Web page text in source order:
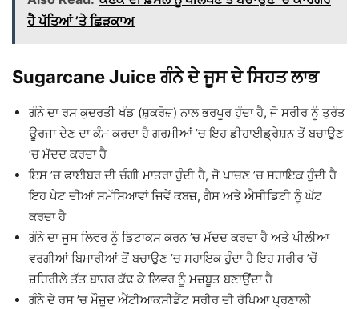
ਹੈ ਪੱਤਿਆਂ ’ਤੇ ਛਿੜਕਾਅ
Sugarcane Juice ਗੰਨੇ ਦੇ ਜੂਸ ਦੇ ਸਿਹਤ ਲਾਭ
ਗੰਨੇ ਦਾ ਰਸ ਕੁਦਰਤੀ ਖੰਡ (ਸ਼ੁਕਰੋਜ਼) ਨਾਲ ਭਰਪੂਰ ਹੁੰਦਾ ਹੈ, ਜੋ ਸਰੀਰ ਨੂੰ ਤੁਰੰਤ
ਊਰਜਾ ਦੇਣ ਦਾ ਕੰਮ ਕਰਦਾ ਹੈ ਗਰਮੀਆਂ ’ਚ ਇਹ ਡੀਹਾਈਡ੍ਰੇਸ਼ਨ ਤੋਂ ਬਚਾਉਣ
’ਚ ਮੱਦਦ ਕਰਦਾ ਹੈ
ਇਸ ’ਚ ਫਾਈਬਰ ਦੀ ਚੰਗੀ ਮਾਤਰਾ ਹੁੰਦੀ ਹੈ, ਜੋ ਪਾਚਣ ’ਚ ਸਹਾਇਕ ਹੁੰਦੀ ਹੈ
ਇਹ ਪੇਟ ਦੀਆਂ ਸਮੱਸਿਆਵਾਂ ਜਿਵੇਂ ਕਬਜ਼, ਗੈਸ ਅਤੇ ਐਸੀਡਿਟੀ ਨੂੰ ਘੱਟ
ਕਰਦਾ ਹੈ
ਗੰਨੇ ਦਾ ਜੂਸ ਲਿਵਰ ਨੂੰ ਡਿਟਾਕਸ ਕਰਨ ’ਚ ਮੱਦਦ ਕਰਦਾ ਹੈ ਅਤੇ ਪੀਲੀਆ
ਵਰਗੀਆਂ ਬਿਮਾਰੀਆਂ ਤੋਂ ਬਚਾਉਣ ’ਚ ਸਹਾਇਕ ਹੁੰਦਾ ਹੈ ਇਹ ਸਰੀਰ ’ਚੋਂ
ਜ਼ਹਿਰੀਲੇ ਤੱਤ ਬਾਹਰ ਕੱਢ ਕੇ ਲਿਵਰ ਨੂੰ ਮਜ਼ਬੂਤ ਬਣਾਉਂਦਾ ਹੈ
ਗੰਨੇ ਦੇ ਰਸ ’ਚ ਮੌਜ਼ੂਦ ਐਂਟੀਆਕਸੀਡੈਂਟ ਸਰੀਰ ਦੀ ਰੱਖਿਆ ਪ੍ਰਣਾਲੀ